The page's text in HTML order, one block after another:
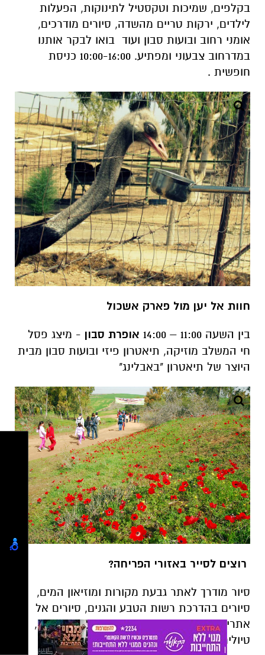
בקלפים, שמיכות וטקסטיל לתינוקות, הפעלות
לילדים, ירקות טריים מהשדה, סיורים מודרכים,
אומני רחוב ובועות סבון ועוד בואו לבקר אותנו
במדרחוב צבעוני ומפתיע. 10:00-16:00 כניסת
חופשית .
חוות אל יען מול פארק אשכול
בין השעה 11:00 – 14:00 אופרת סבון - מיצג פסל
חי המשלב מוזיקה, תיאטרון פיזי ובועות סבון מבית
היוצר של תיאטרון "באבלינג"
רוצים לסייר באזורי הפריחה?
סיור מודרך לאתר גבעת מקורות ומוזיאון המים,
סיורים בהדרכת רשות הטבע והגנים, סיורים אל
אתרי הפריחות הכי יפים הכולל ביקור בשווקים,
טיולים רגליים בהדרכת מדריכי קק"ל :